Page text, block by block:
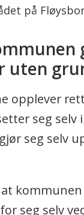
på
uten
opplever
seg selv
seg selv
at
seg selv